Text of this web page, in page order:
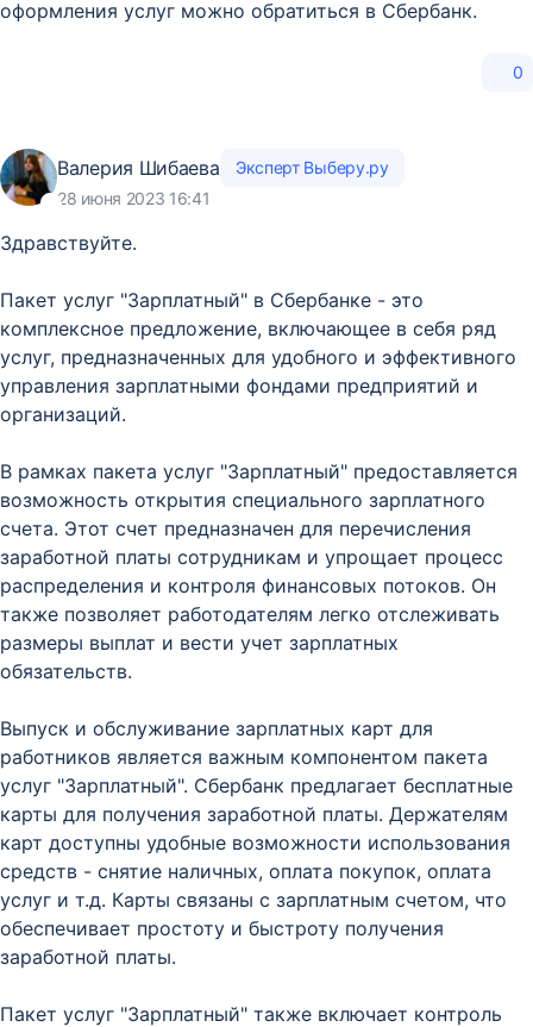
оформления услуг можно обратиться в Сбербанк.
0
Валерия Шибаева
Эксперт Выберу.ру
28 июня 2023 16:41
Здравствуйте.
Пакет услуг "Зарплатный" в Сбербанке - это
комплексное предложение, включающее в себя ряд
услуг, предназначенных для удобного и эффективного
управления зарплатными фондами предприятий и
организаций.
В рамках пакета услуг "Зарплатный" предоставляется
возможность открытия специального зарплатного
счета. Этот счет предназначен для перечисления
заработной платы сотрудникам и упрощает процесс
распределения и контроля финансовых потоков. Он
также позволяет работодателям легко отслеживать
размеры выплат и вести учет зарплатных
обязательств.
Выпуск и обслуживание зарплатных карт для
работников является важным компонентом пакета
услуг "Зарплатный". Сбербанк предлагает бесплатные
карты для получения заработной платы. Держателям
карт доступны удобные возможности использования
средств - снятие наличных, оплата покупок, оплата
услуг и т.д. Карты связаны с зарплатным счетом, что
обеспечивает простоту и быстроту получения
заработной платы.
Пакет услуг "Зарплатный" также включает контроль